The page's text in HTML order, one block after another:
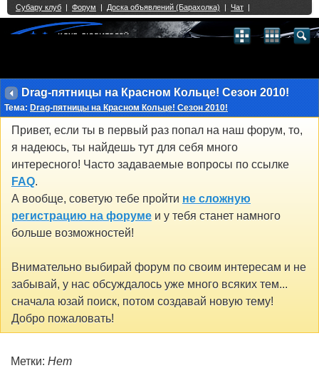
Drag-пятницы на Красном Кольце! Сезон 2010!
Тема: Drag-пятницы на Красном Кольце! Сезон 2010!
Привет, если ты в первый раз попал на наш форум, то,
я надеюсь, ты найдешь тут для себя много
интересного! Часто задаваемые вопросы по ссылке
FAQ.
А вообще, советую тебе пройти не сложную
регистрацию на форуме и у тебя станет намного
больше возможностей!
Внимательно выбирай форум по своим интересам и не
забывай, у нас обсуждалось уже много всяких тем...
сначала юзай поиск, потом создавай новую тему!
Добро пожаловать!
Метки: Нет
Single Sign On provided byvBSSO
2 3 4 5 6 7 8 9 10 11 12 13 14 15 16 17 18 21 22 23 24 25 26
40 41 42 43